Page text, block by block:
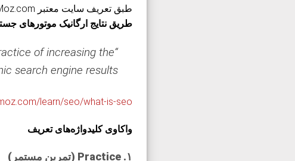
طبق تعریف سایت معتبر Moz.com، سئو یعنی:
طریق نتایج ارگانیک موتورهای
of increasing the
search engine results.”
learn/seo/what-is-seo
واکاوی کلیدواژه‌های تعریف
۱. Practice (تمرین مستمر)